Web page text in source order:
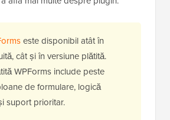
este disponibil atât în
cât și în versiune plătită.
WPForms include peste
de formulare, logică
suport prioritar.